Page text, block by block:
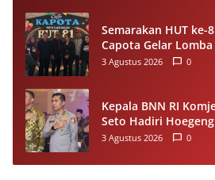
Semarakan HUT ke-
Capota Gelar
3 Agustus 2026 0
Kepala BNN RI
Seto Hadiri
Tegaskan Komitmen
3 Agustus 2026 0